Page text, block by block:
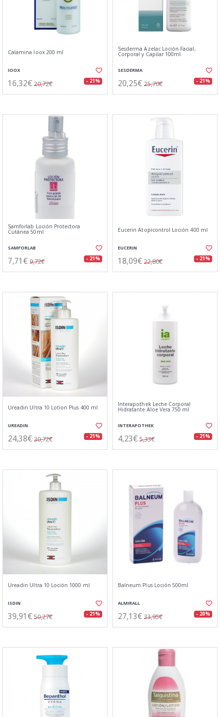
Calamina Ioox 200 ml
IOOX
16,32€ 20,72€ - 21%
Sesderma Azelac Loción Facial,
Corporal y Capilar 100ml
SESDERMA
20,25€ 25,70€ - 21%
Samforlab Loción Protectora
Cutánea 50ml
SAMFORLAB
7,71€ 9,72€ - 21%
Eucerin Atopicontrol Loción 400 ml
EUCERIN
18,09€ 22,80€ - 21%
Ureadin Ultra 10 Lotion Plus 400 ml
UREADIN
24,38€ 30,72€ - 21%
Interapothek Leche Corporal
Hidratante Aloe Vera 750 ml
INTERAPOTHEK
4,23€ 5,33€ - 21%
Ureadin Ultra 10 Loción 1000 ml
ISDIN
39,91€ 50,27€ - 21%
Balneum Plus Loción 500ml
ALMIRALL
27,13€ 33,95€ - 20%